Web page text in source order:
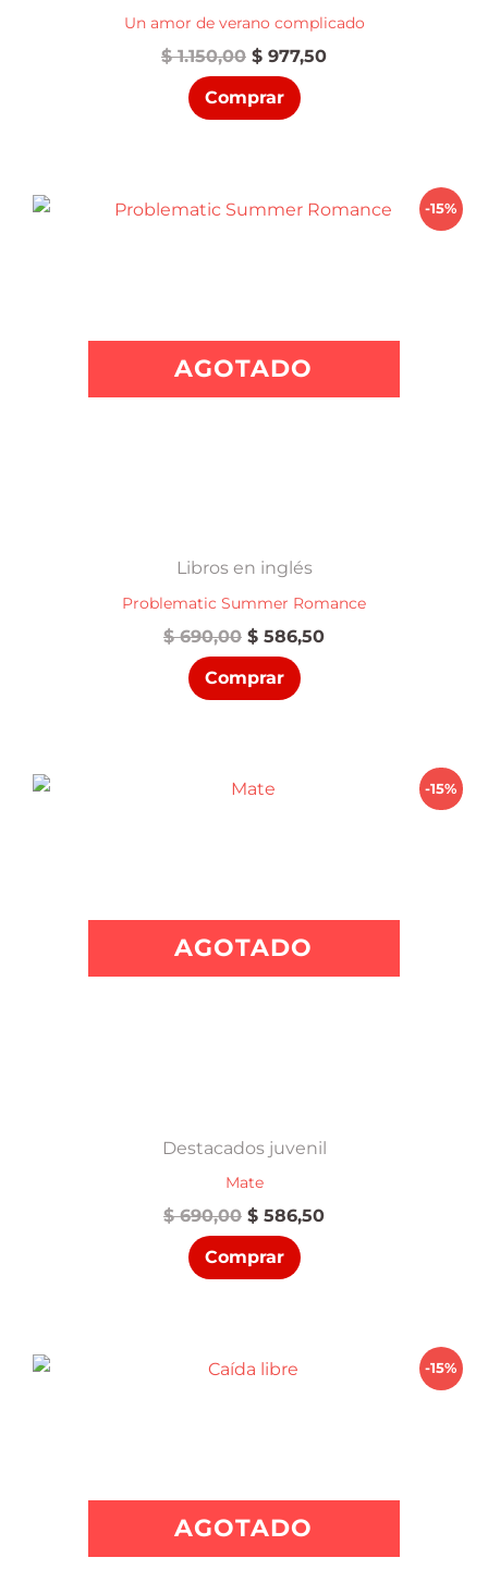
Un amor de verano complicado
$1.150,00 El
precio
original
era:
$ 977,50El
Comprar
-15%
AGOTADO
Libros en inglés
Problematic Summer Romance
$690,00 El
precio
original
era:
$ 586,50El
Comprar
-15%
AGOTADO
Destacados juvenil
Mate
$690,00 El
precio
original
era:
$ 586,50El
Comprar
-15%
AGOTADO